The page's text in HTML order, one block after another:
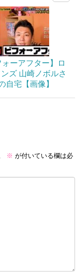
ォーアフター】ロ
ズ 山崎ノボルさ
自宅【画像】
※ が付いている欄は必